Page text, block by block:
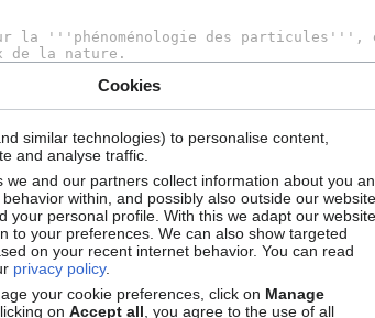
Cookies
similar technologies) to personalise content,
and analyse traffic.
we and our partners collect information about you
within, and possibly also outside our website.
your personal profile. With this we adapt our website
to your preferences. We can also show targeted
on your recent internet behavior. You can read
privacy policy.
your cookie preferences, click on Manage
on Accept all , you agree to the use of all